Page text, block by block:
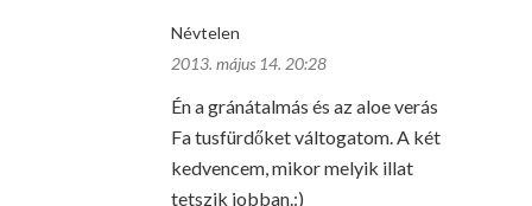
Névtelen
2013. május 14. 20:28
Én a gránátalmás és az aloe verás
Fa tusfürdőket váltogatom. A két
kedvencem, mikor melyik illat
tetszik jobban.:)